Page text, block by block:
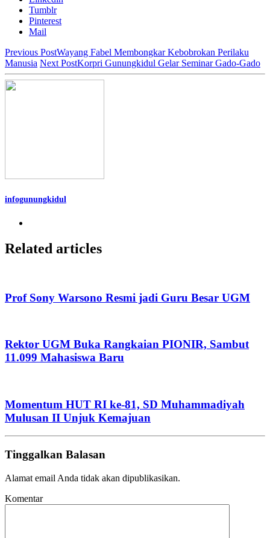
Tumblr
Pinterest
Mail
Previous PostWayang Fabel Membongkar Kebobrokan Perilaku
Manusia Next PostKorpri Gunungkidul Gelar Seminar Gado-Gado
infogunungkidul
Related articles
Prof Sony Warsono Resmi jadi Guru Besar UGM
Rektor UGM Buka Rangkaian PIONIR, Sambut
11.099 Mahasiswa Baru
Momentum HUT RI ke-81, SD Muhammadiyah
Mulusan II Unjuk Kemajuan
Tinggalkan Balasan
Alamat email Anda tidak akan dipublikasikan.
Komentar